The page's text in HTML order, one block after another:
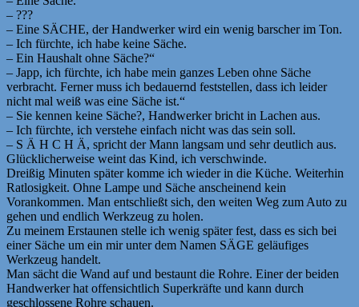
– ???
– Eine SÄCHE, der Handwerker wird ein wenig barscher im Ton.
– Ich fürchte, ich habe keine Säche.
– Ein Haushalt ohne Säche?“
– Japp, ich fürchte, ich habe mein ganzes Leben ohne Säche
verbracht. Ferner muss ich bedauernd feststellen, dass ich leider
nicht mal weiß was eine Säche ist.“
– Sie kennen keine Säche?, Handwerker bricht in Lachen aus.
– Ich fürchte, ich verstehe einfach nicht was das sein soll.
– S Ä H C H Ä, spricht der Mann langsam und sehr deutlich aus.
Glücklicherweise weint das Kind, ich verschwinde.
Dreißig Minuten später komme ich wieder in die Küche. Weiterhin
Ratlosigkeit. Ohne Lampe und Säche anscheinend kein
Vorankommen. Man entschließt sich, den weiten Weg zum Auto zu
gehen und endlich Werkzeug zu holen.
Zu meinem Erstaunen stelle ich wenig später fest, dass es sich bei
einer Säche um ein mir unter dem Namen SÄGE geläufiges
Werkzeug handelt.
Man sächt die Wand auf und bestaunt die Rohre. Einer der beiden
Handwerker hat offensichtlich Superkräfte und kann durch
geschlossene Rohre schauen.